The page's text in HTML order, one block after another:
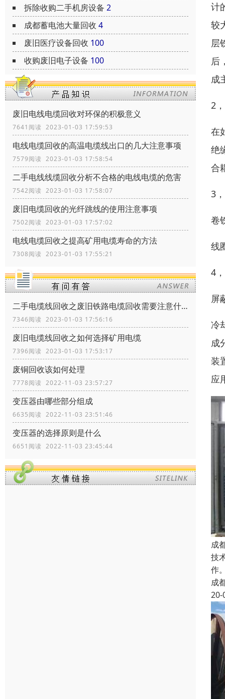
拆除收购二手机房设备 2
成都蓄电池大量回收 4
废旧医疗设备回收 100
收购废旧电子设备 100
废旧电线电缆回收对环保的积极意义
7641阅读 2023-01-03 17:59:53
电线电缆回收的高温电缆线出口的几大注意事项
7579阅读 2023-01-03 17:58:54
二手电线线缆回收分析不合格的电线电缆的危害
7542阅读 2023-01-03 17:58:07
废旧电缆回收的光纤跳线的使用注意事项
7502阅读 2023-01-03 17:57:02
电线电缆回收之提高矿用电缆寿命的方法
7308阅读 2023-01-03 17:55:21
二手电缆线回收之废旧铁路电缆回收需要注意什么
7346阅读 2023-01-03 17:56:16
废旧电缆线回收之如何选择矿用电缆
7396阅读 2023-01-03 17:53:17
废铜回收该如何处理
7778阅读 2022-11-03 23:57:27
变压器由哪些部分组成
6635阅读 2022-11-03 23:51:46
变压器的选择原则是什么
6651阅读 2022-11-03 23:45:44
计
较
层
后
成
2
在
绝
合
3
卷
线
4
屏
冷
成
装
应
成
技
作
成
20-